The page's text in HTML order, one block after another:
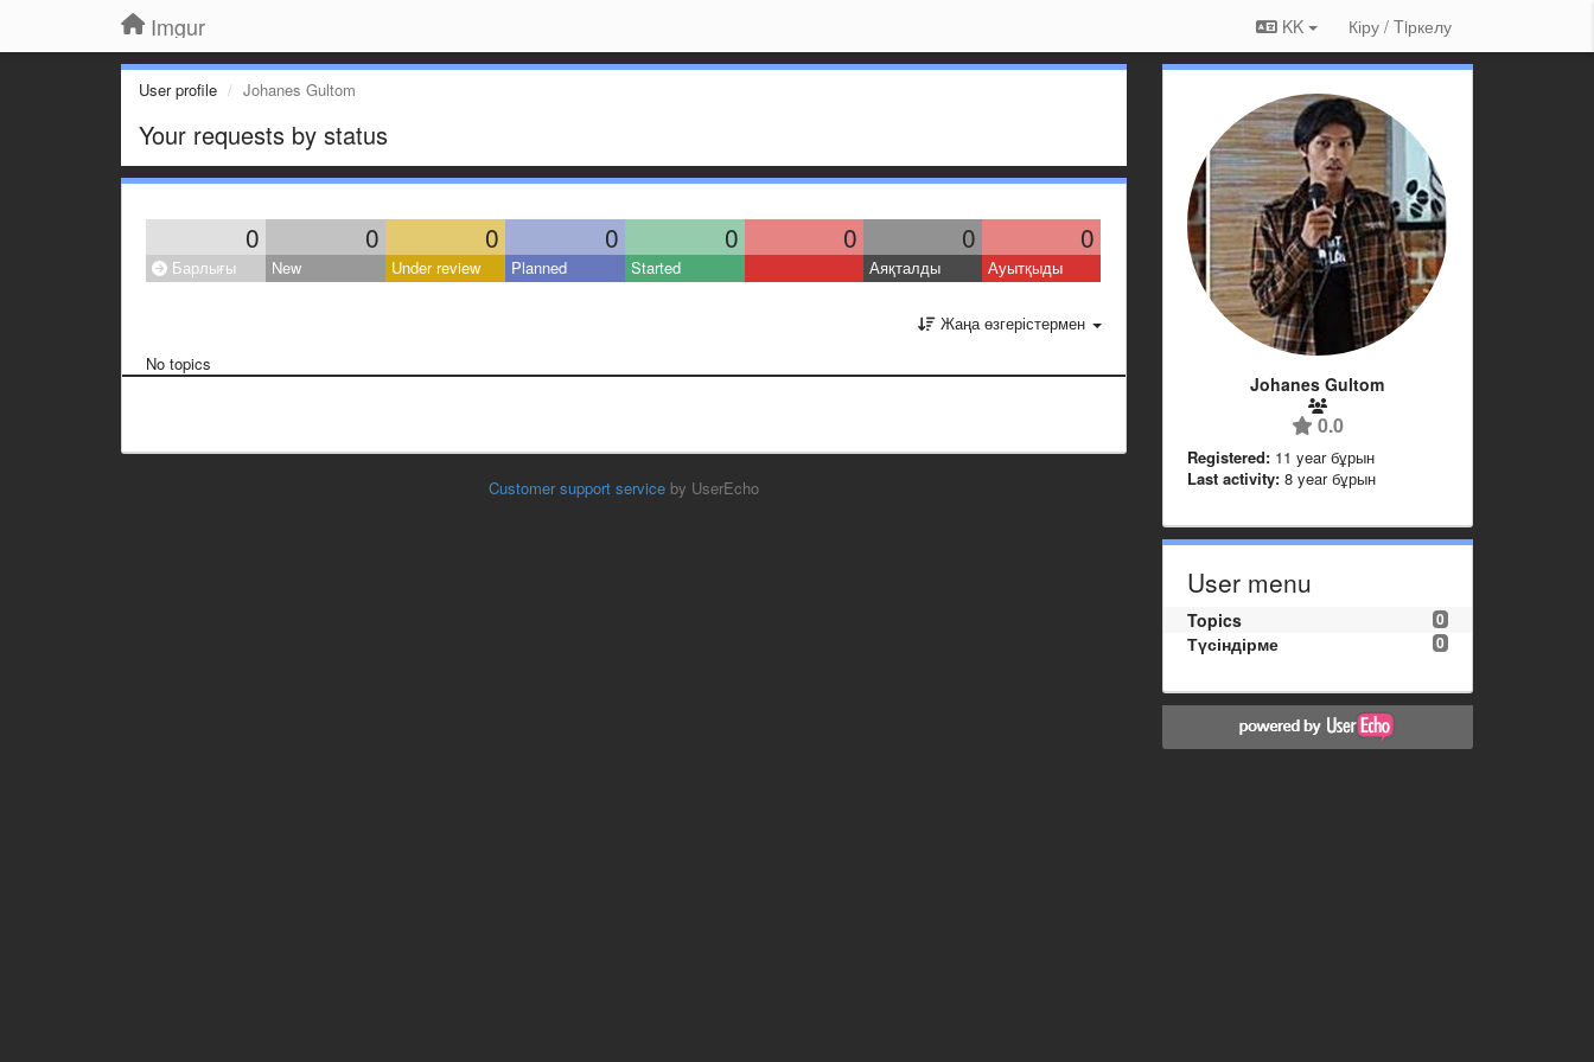
Imgur KK Кіру / Tiркелу
User profile Johanes Gultom
Your requests by status
0 0 0 0 0 0 0 0
Барлығы New Under review Planned Started Аяқталды Ауытқыды
Жаңа өзгерістермен
No topics
Customer support serviceby UserEcho
Johanes Gultom
0.0
Registered: 11 year бұрын
Last activity: 8 year бұрын
User menu
0
Topics
0
Түсіндірме